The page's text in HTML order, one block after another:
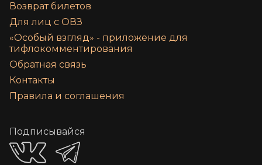
Возврат билетов
Для лиц с ОВЗ
«‎Особый взгляд» - приложение для
тифлокомментирования
Обратная связь
Контакты
Правила и соглашения
Подписывайся